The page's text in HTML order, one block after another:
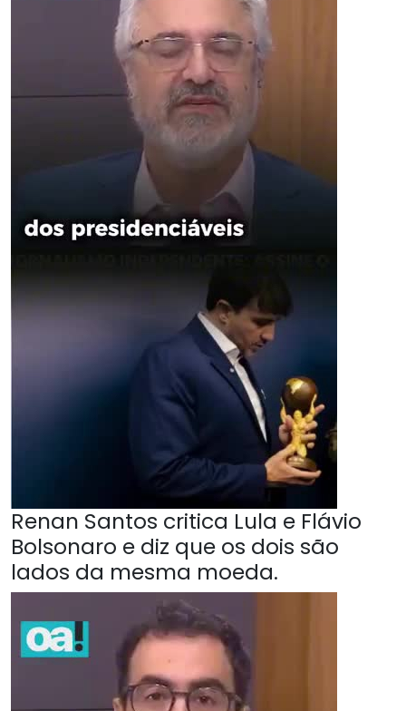
Renan Santos critica Lula e Flávio
Bolsonaro e diz que os dois são
lados da mesma moeda.